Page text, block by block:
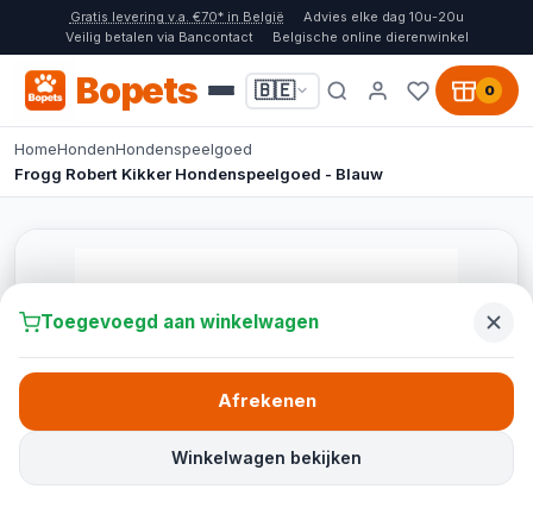
Gratis levering v.a. €70* in België
Advies elke dag 10u-20u
Veilig betalen via Bancontact
Belgische online dierenwinkel
Bopets 🇧🇪 0
HomeHondenHondenspeelgoed
Frogg Robert Kikker Hondenspeelgoed - Blauw
Toegevoegd aan winkelwagen
Winkelwagen bekijken
Afrekenen